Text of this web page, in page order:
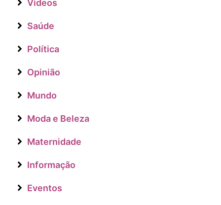
Vídeos
Saúde
Política
Opinião
Mundo
Moda e Beleza
Maternidade
Informação
Eventos